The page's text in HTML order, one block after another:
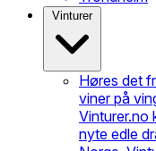
Vinturer
Høres det
viner på
Vinturer.no
nyte edle